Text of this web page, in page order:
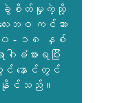
ခွဲစိတ်မှုကဲ့သို့
လေးဘဝ ကင်ဆာ
၀ - ၁၈ နှစ်
ါခံစားရပြီး
င် နောင်တွင်
စေနိုင်သည်။